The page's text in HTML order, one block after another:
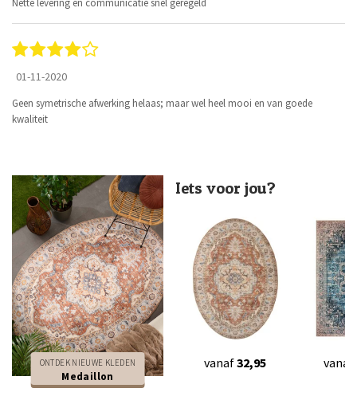
Nette levering en communicatie snel geregeld
01-11-2020
Geen symetrische afwerking helaas; maar wel heel mooi en van goede
kwaliteit
ONTDEK NIEUWE KLEDEN
Medaillon
Iets voor jou?
vanaf32,95 vanaf